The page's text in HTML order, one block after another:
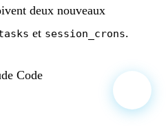
deux nouveaux
et session_crons.
Code